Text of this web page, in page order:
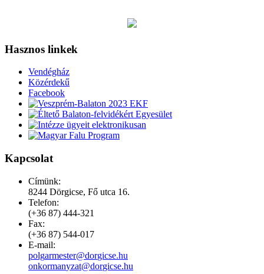
Hasznos linkek
Vendégház
Közérdekű
Facebook
Kapcsolat
Címünk:
8244 Dörgicse, Fő utca 16.
Telefon:
(+36 87) 444-321
Fax:
(+36 87) 544-017
E-mail: